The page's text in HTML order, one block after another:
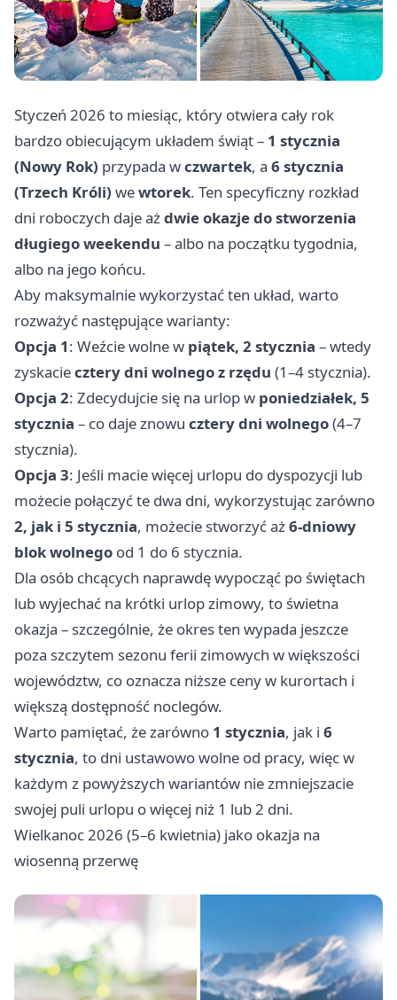
Styczeń 2026 to miesiąc, który otwiera cały rok
bardzo obiecującym układem świąt – 1 stycznia
(Nowy Rok) przypada wczwartek, a 6 stycznia
(Trzech Króli) wewtorek. Ten specyficzny rozkład
dni roboczych daje ażdwie okazje do stworzenia
długiego weekendu – albo na początku tygodnia,
albo na jego końcu.
Aby maksymalnie wykorzystać ten układ, warto
rozważyć następujące warianty:
Opcja 1: Weźcie wolne w piątek, 2 stycznia – wtedy
zyskaciecztery dni wolnego z rzędu (1–4 stycznia).
Opcja 2: Zdecydujcie się na urlop w poniedziałek, 5
stycznia – co daje znowu cztery dni wolnego(4–7
stycznia).
Opcja 3: Jeśli macie więcej urlopu do dyspozycji lub
możecie połączyć te dwa dni, wykorzystując zarówno
2, jak i 5 stycznia, możecie stworzyć aż6-dniowy
blok wolnego od 1 do 6 stycznia.
Dla osób chcących naprawdę wypocząć po świętach
lub wyjechać na krótki urlop zimowy, to świetna
okazja – szczególnie, że okres ten wypada jeszcze
poza szczytem sezonu ferii zimowych w większości
województw, co oznacza niższe ceny w kurortach i
większą dostępność noclegów.
Warto pamiętać, że zarówno 1 stycznia, jak i 6
stycznia, to dni ustawowo wolne od pracy, więc w
każdym z powyższych wariantów nie zmniejszacie
swojej puli urlopu o więcej niż 1 lub 2 dni.
Wielkanoc 2026 (5–6 kwietnia) jako okazja na
wiosenną przerwę